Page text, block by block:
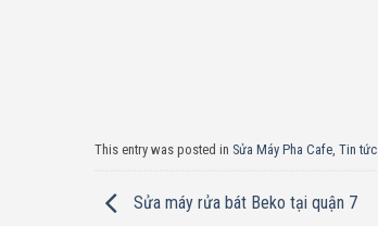
This entry was posted in Sửa Máy Pha Cafe Tin tức
Sửa máy rửa bát Beko tại quận 7